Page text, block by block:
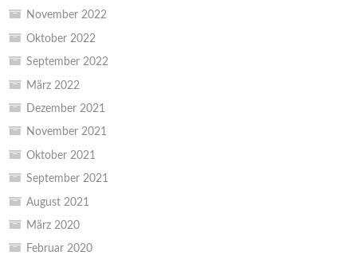
November 2022
Oktober 2022
September 2022
März 2022
Dezember 2021
November 2021
Oktober 2021
September 2021
August 2021
März 2020
Februar 2020